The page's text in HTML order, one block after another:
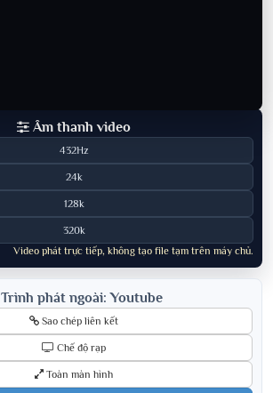
Âm thanh video
432Hz
24k
128k
320k
Video phát trực tiếp, không tạo file tạm trên máy chủ.
Trình phát ngoài: Youtube
Sao chép liên kết
Chế độ rạp
Toàn màn hình